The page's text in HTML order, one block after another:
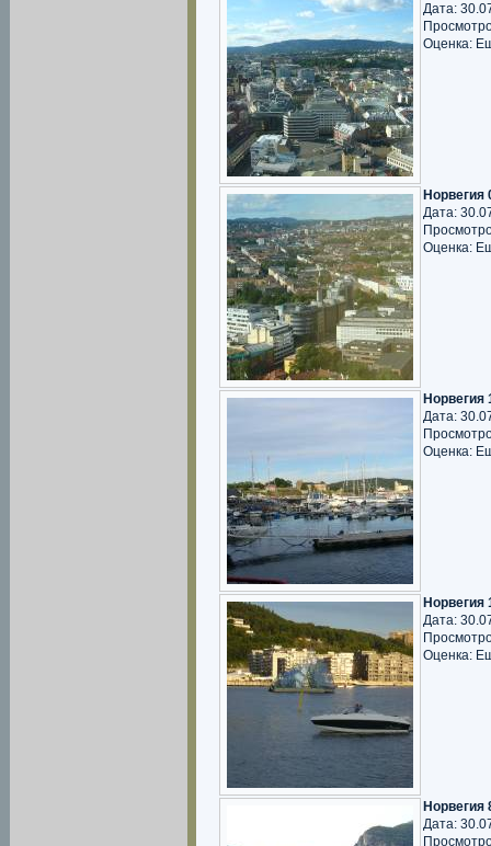
Дата:
Оценка:
Норвегия
Дата:
Оценка:
Норвегия
Дата:
Оценка:
Норвегия
Дата:
Оценка:
Норвегия
Дата: